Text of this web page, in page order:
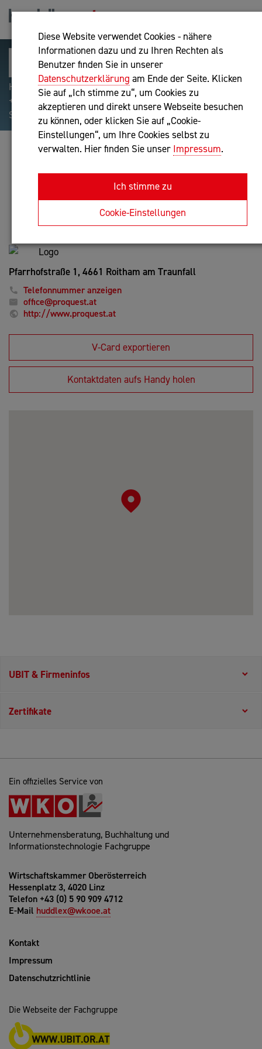
Diese Website verwendet Cookies - nähere
Informationen dazu und zu Ihren Rechten als
Benutzer finden Sie in unserer
Datenschutzerklärung am Ende der Seite. Klicken
Sie auf „Ich stimme zu“, um Cookies zu
akzeptieren und direkt unsere Webseite besuchen
zu können, oder klicken Sie auf „Cookie-
Einstellungen“, um Ihre Cookies selbst zu
verwalten. Hier finden Sie unser Impressum.
Ich stimme zu
Cookie-Einstellungen
Hilfreiche Suchparameter: Begriff einschließen:
+webshop, Begriff ausschließen: -webshop, Exakter
Suchbegriff: "internet of things"
DIⁱⁿ DR.ⁱⁿ MONIKA FORSTINGER
Unternehmensberatung
Anfrage oder Rückruf
Pfarrhofstraße 1, 4661 Roitham am Traunfall
Telefonnummer anzeigen
office@proquest.at
http://www.proquest.at
V-Card exportieren
Kontaktdaten aufs Handy holen
UBIT & Firmeninfos
Zertifikate
Ein offizielles Service von
Unternehmensberatung, Buchhaltung und
Informationstechnologie Fachgruppe
Wirtschaftskammer Oberösterreich
Hessenplatz 3, 4020 Linz
Telefon +43 (0) 5 90 909 4712
E-Mail huddlex@wkooe.at
Kontakt
Impressum
Datenschutzrichtlinie
Die Webseite der Fachgruppe